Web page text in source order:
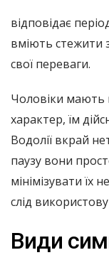
відповідає
вміють стежити
свої переваги.
Чоловіки мають
характер, їм
Водолії вкрай
паузу вони
мінімізувати їх
слід
Види